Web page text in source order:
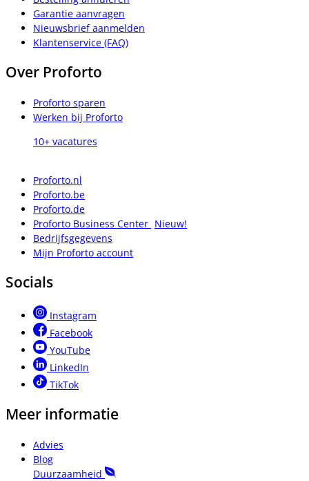
Garantie aanvragen
Nieuwsbrief aanmelden
Klantenservice (FAQ)
Over Proforto
Proforto sparen
Werken bij Proforto
10+ vacatures
Proforto.nl
Proforto.be
Proforto.de
Proforto Business Center Nieuw!
Bedrijfsgegevens
Mijn Proforto account
Socials
Instagram
Facebook
YouTube
LinkedIn
TikTok
Meer informatie
Advies
Blog
Duurzaamheid